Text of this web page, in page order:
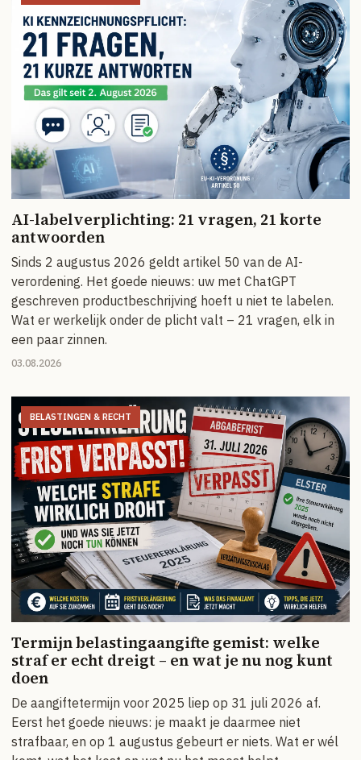
AI-labelverplichting: 21 vragen, 21 korte
antwoorden
Sinds 2 augustus 2026 geldt artikel 50 van de AI-
verordening. Het goede nieuws: uw met ChatGPT
geschreven productbeschrijving hoeft u niet te labelen.
Wat er werkelijk onder de plicht valt – 21 vragen, elk in
een paar zinnen.
03.08.2026
BELASTINGEN & RECHT
Termijn belastingaangifte gemist: welke
straf er echt dreigt – en wat je nu nog kunt
doen
De aangiftetermijn voor 2025 liep op 31 juli 2026 af.
Eerst het goede nieuws: je maakt je daarmee niet
strafbaar, en op 1 augustus gebeurt er niets. Wat er wél